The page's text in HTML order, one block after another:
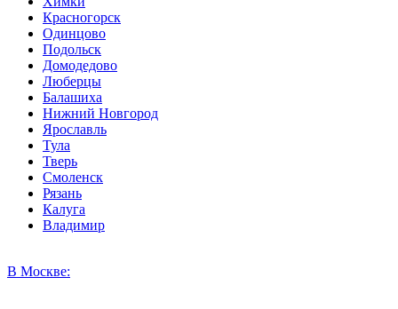
Красногорск
Одинцово
Подольск
Домодедово
Люберцы
Балашиха
Нижний Новгород
Ярославль
Тула
Тверь
Смоленск
Рязань
Калуга
Владимир
В Москве: